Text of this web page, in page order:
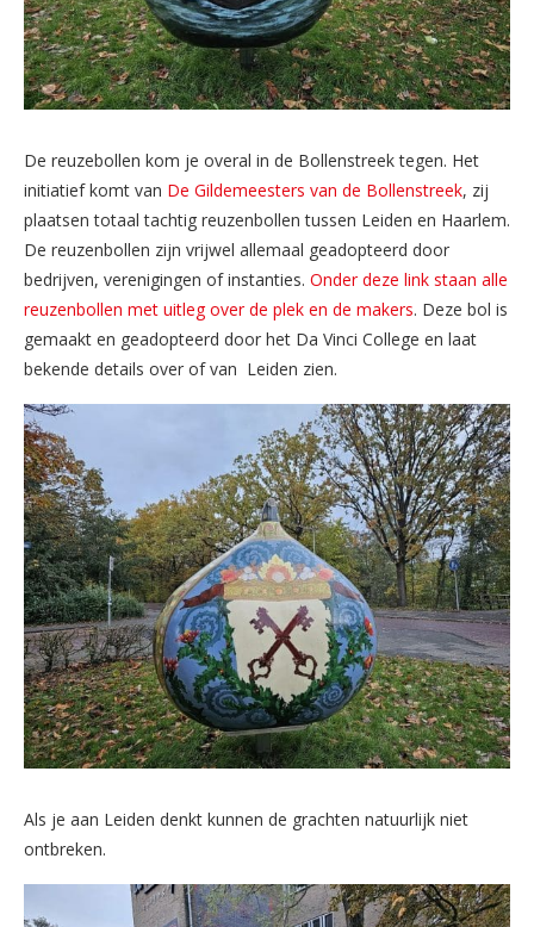
De reuzebollen kom je overal in de Bollenstreek tegen. Het
initiatief komt van De Gildemeesters van de Bollenstreek, zij
plaatsen totaal tachtig reuzenbollen tussen Leiden en Haarlem.
De reuzenbollen zijn vrijwel allemaal geadopteerd door
bedrijven, verenigingen of instanties. Onder deze link staan alle
reuzenbollen met uitleg over de plek en de makers. Deze bol is
gemaakt en geadopteerd door het Da Vinci College en laat
bekende details over of van Leiden zien.
Als je aan Leiden denkt kunnen de grachten natuurlijk niet
ontbreken.